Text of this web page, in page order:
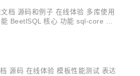
档 源码和例子 在线体验 多库使用
BeetlSQL 核心 功能 sql-core 核
源码 在线体验 模板性能测试 表达